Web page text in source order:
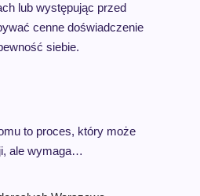
lub występując przed
cenne doświadczenie
siebie.
to proces, który może
ale wymaga…